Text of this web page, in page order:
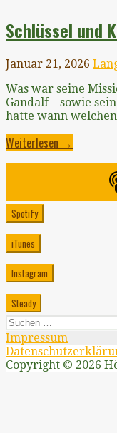
Schlüssel und
Januar 21, 2026
Was war seine
Gandalf – sowie
hatte wann
Weiterlesen →
Spotify
iTunes
Instagram
Steady
Suchen
nach:
Impressum
Copyright © 2026